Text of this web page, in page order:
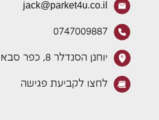
jack@parket4u.co.il
0747009887
יוחנן הסנדלר 8, כפר סבא
לחצו לקביעת פגישה